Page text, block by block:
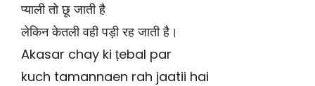
प्याली तो छू जाती है
लेकिन केतली वही पड़ी रह जाती है।
Akasar chay ki ṭebal par
kuch tamannaen rah jaatii hai